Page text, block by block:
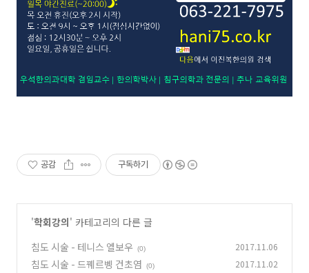
공감 구독하기
'학회강의' 카테고리의 다른 글
침도 시술 - 테니스 엘보우
(0) 2017.11.06
침도 시술 - 드꿰르벵 건초염 (0) 2017.11.02